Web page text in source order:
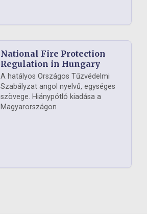
National Fire Protection
Regulation in Hungary
A hatályos Országos Tűzvédelmi
Szabályzat angol nyelvű, egységes
szövege. Hiánypótló kiadása a
Magyarországon